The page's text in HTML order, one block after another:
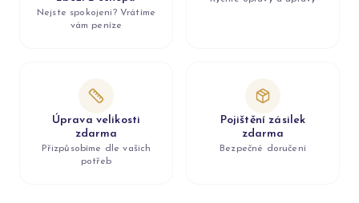
Nejste spokojeni? Vrátíme
vám peníze
Úprava velikosti
zdarma
Přizpůsobíme dle vašich
potřeb
Pojištění zásilek
zdarma
Bezpečné doručení